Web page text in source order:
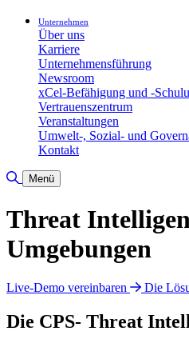
Unternehmen
Über uns
Karriere
Unternehmensführung
Newsroom
xCel-Befähigung und -
Vertrauenszentrum
Veranstaltungen
Umwelt-, Sozial- und
Kontakt
Suche umschalten
Menü
Threat
Umgebungen
Live-Demo vereinbaren Die
Die CPS- Threat